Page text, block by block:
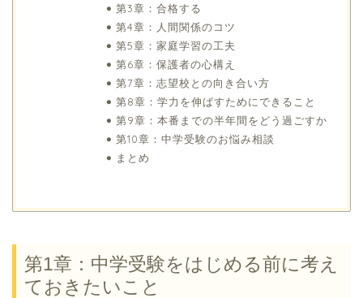
第3章：合格する
第4章：人間関係のコツ
第5章：家庭学習の工夫
第6章：保護者の心構え
第7章：志望校との向き合い方
第8章：学力を伸ばすためにできること
第9章：本番までの半年間をどう過ごすか
第10章：中学受験のお悩み相談
まとめ
第1章：中学受験をはじめる前に考え
ておきたいこと